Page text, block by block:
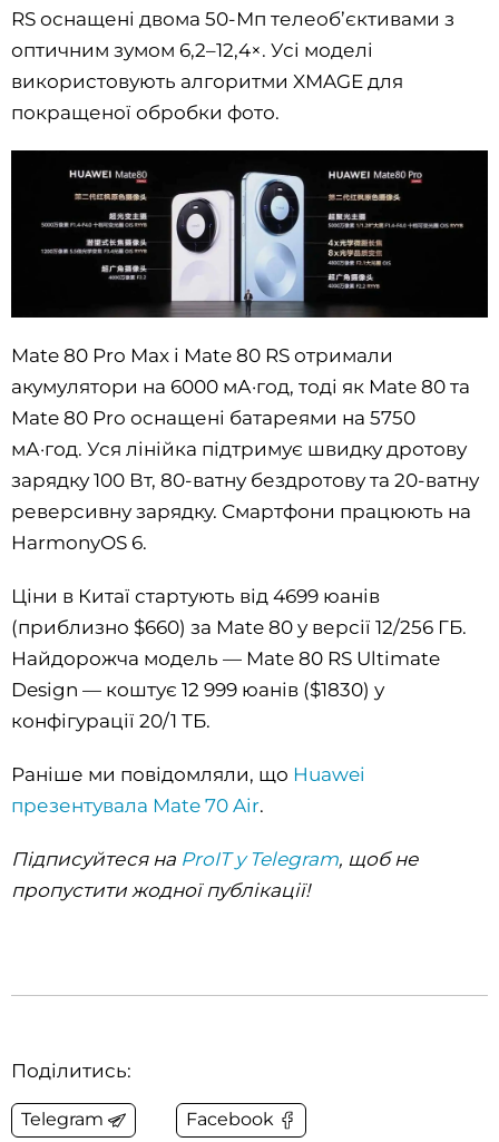
RS оснащені двома 50-Мп телеоб’єктивами з
оптичним зумом 6,2–12,4×. Усі моделі
використовують алгоритми XMAGE для
покращеної обробки фото.
Mate 80 Pro Max і Mate 80 RS отримали
акумулятори на 6000 мА·год, тоді як Mate 80 та
Mate 80 Pro оснащені батареями на 5750
мА·год. Уся лінійка підтримує швидку дротову
зарядку 100 Вт, 80-ватну бездротову та 20-ватну
реверсивну зарядку. Смартфони працюють на
HarmonyOS 6.
Ціни в Китаї стартують від 4699 юанів
(приблизно $660) за Mate 80 у версії 12/256 ГБ.
Найдорожча модель — Mate 80 RS Ultimate
Design — коштує 12 999 юанів ($1830) у
конфігурації 20/1 ТБ.
Раніше ми повідомляли, що Huawei
презентувала Mate 70 Air.
Підписуйтеся на ProIT у Telegram, щоб не
пропустити жодної публікації!
Поділитись:
Telegram Facebook